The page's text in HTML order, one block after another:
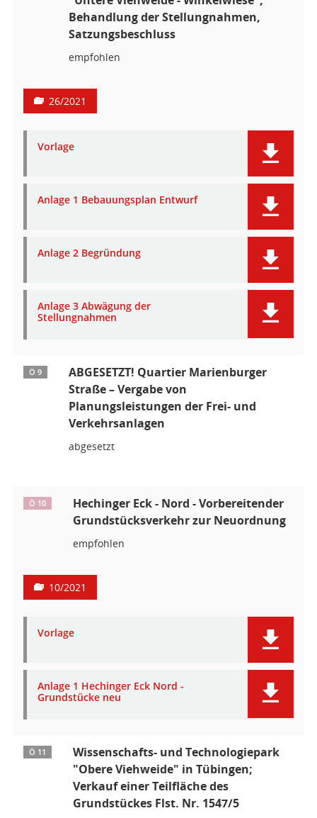
Behandlung der Stellungnahmen,
Satzungsbeschluss
empfohlen
26/2021
Vorlage
Anlage 1 Bebauungsplan Entwurf
Anlage 2 Begründung
Anlage 3 Abwägung der
Stellungnahmen
Ö 9
ABGESETZT! Quartier Marienburger
Straße – Vergabe von
Planungsleistungen der Frei- und
Verkehrsanlagen
abgesetzt
Ö 10
Hechinger Eck - Nord - Vorbereitender
Grundstücksverkehr zur Neuordnung
empfohlen
10/2021
Vorlage
Anlage 1 Hechinger Eck Nord -
Grundstücke neu
Ö 11
Wissenschafts- und Technologiepark
"Obere Viehweide" in Tübingen;
Verkauf einer Teilfläche des
Grundstückes Flst. Nr. 1547/5